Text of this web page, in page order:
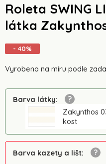
Roleta SWING
látka
- 40%
Vyrobeno na míru podle
Barva látky:
Zakynthos
kost
Barva kazety a lišt: